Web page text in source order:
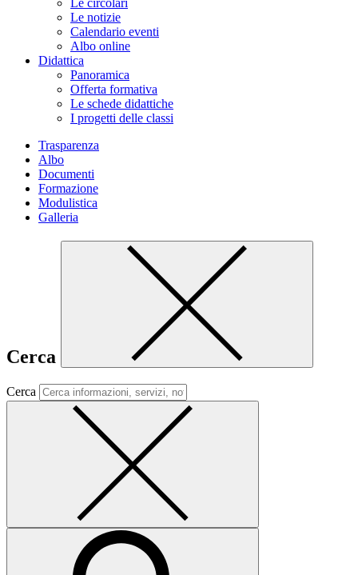
Le circolari
Le notizie
Calendario eventi
Albo online
Didattica
Panoramica
Offerta formativa
Le schede didattiche
I progetti delle classi
Trasparenza
Albo
Documenti
Formazione
Modulistica
Galleria
Cerca
Cerca